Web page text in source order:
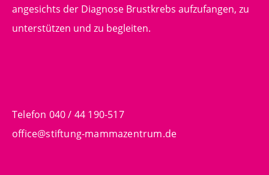
angesichts der Diagnose Brustkrebs aufzufangen, zu
unterstützen und zu begleiten.
Telefon 040 / 44 190-517
office@stiftung-mammazentrum.de